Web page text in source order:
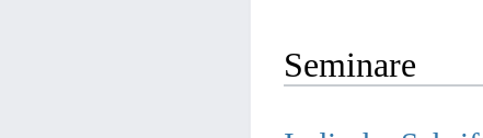
Seminare